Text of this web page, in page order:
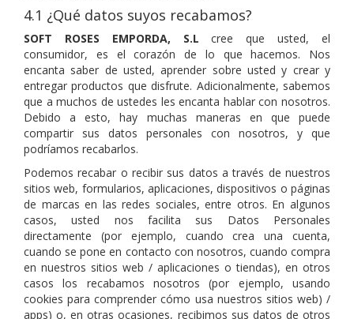
4.1 ¿Qué datos suyos recabamos?
SOFT ROSES EMPORDA, S.L cree que usted, el
consumidor, es el corazón de lo que hacemos. Nos
encanta saber de usted, aprender sobre usted y crear y
entregar productos que disfrute. Adicionalmente, sabemos
que a muchos de ustedes les encanta hablar con nosotros.
Debido a esto, hay muchas maneras en que puede
compartir sus datos personales con nosotros, y que
podríamos recabarlos.
Podemos recabar o recibir sus datos a través de nuestros
sitios web, formularios, aplicaciones, dispositivos o páginas
de marcas en las redes sociales, entre otros. En algunos
casos, usted nos facilita sus Datos Personales
directamente (por ejemplo, cuando crea una cuenta,
cuando se pone en contacto con nosotros, cuando compra
en nuestros sitios web / aplicaciones o tiendas), en otros
casos los recabamos nosotros (por ejemplo, usando
cookies para comprender cómo usa nuestros sitios web) /
apps) o, en otras ocasiones, recibimos sus datos de otros